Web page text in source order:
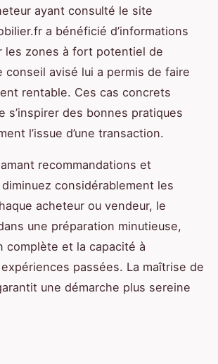
ayant consulté le site
a bénéficié d’informations
les zones à fort potentiel de
conseil avisé lui a permis de faire
rentable. Ces cas concrets
s’inspirer des bonnes pratiques
l’issue d’une transaction.
recommandations et
considérablement les
acheteur ou vendeur, le
une préparation minutieuse,
complète et la capacité à
passées. La maîtrise de
une démarche plus sereine